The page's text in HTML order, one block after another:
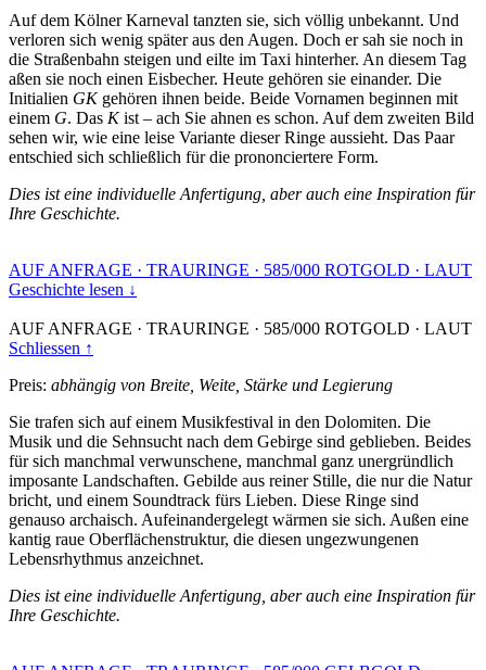
Auf dem Kölner Karneval tanzten sie, sich völlig unbekannt. Und
verloren sich wenig später aus den Augen. Doch er sah sie noch in
die Straßenbahn steigen und eilte im Taxi hinterher. An diesem Tag
aßen sie noch einen Eisbecher. Heute gehören sie einander. Die
Initialien GKgehören ihnen beide. Beide Vornamen beginnen mit
einem G. Das Kist – ach Sie ahnen es schon. Auf dem zweiten Bild
sehen wir, wie eine leise Variante dieser Ringe aussieht. Das Paar
entschied sich schließlich für die prononciertere Form.
Dies ist eine individuelle Anfertigung, aber auch eine Inspiration für
Ihre Geschichte.
AUF ANFRAGE · TRAURINGE · 585/000 ROTGOLD · LAUT
Geschichte lesen ↓
AUF ANFRAGE · TRAURINGE · 585/000 ROTGOLD · LAUT
Schliessen ↑
Preis: abhängig von Breite, Weite, Stärke und Legierung
Sie trafen sich auf einem Musikfestival in den Dolomiten. Die
Musik und die Sehnsucht nach dem Gebirge sind geblieben. Beides
für sich manchmal verwunschene, manchmal ganz unergründlich
imposante Landschaften. Gebilde aus reiner Stille, die nur die Natur
bricht, und einem Soundtrack fürs Lieben. Diese Ringe sind
genauso archaisch. Aufeinandergelegt wärmen sie sich. Außen eine
kantig raue Oberflächenstruktur, die diesen ungezwungenen
Lebensrhythmus anzeichnet.
Dies ist eine individuelle Anfertigung, aber auch eine Inspiration für
Ihre Geschichte.